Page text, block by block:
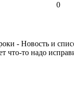
0
- Новость и
что-то надо